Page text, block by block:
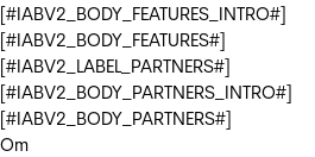
[#IABV2_BODY_FEATURES_INTRO#]
[#IABV2_BODY_FEATURES#]
[#IABV2_LABEL_PARTNERS#]
[#IABV2_BODY_PARTNERS_INTRO#]
[#IABV2_BODY_PARTNERS#]
Om